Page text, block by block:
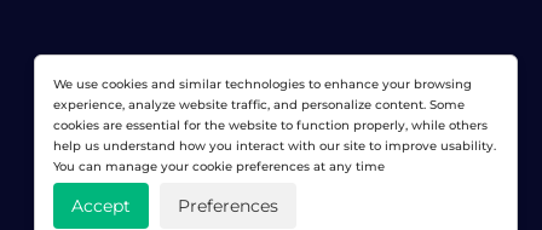
© 2026 网络显示器公司 版权所有。 LoadView 是 Dotcom-
Monitor公司
隐私政策|服务条款|许可专利 |网站地图
We use cookies and similar technologies to enhance your browsing
experience, analyze website traffic, and personalize content. Some
cookies are essential for the website to function properly, while others
help us understand how you interact with our site to improve usability.
You can manage your cookie preferences at any time
Accept Preferences